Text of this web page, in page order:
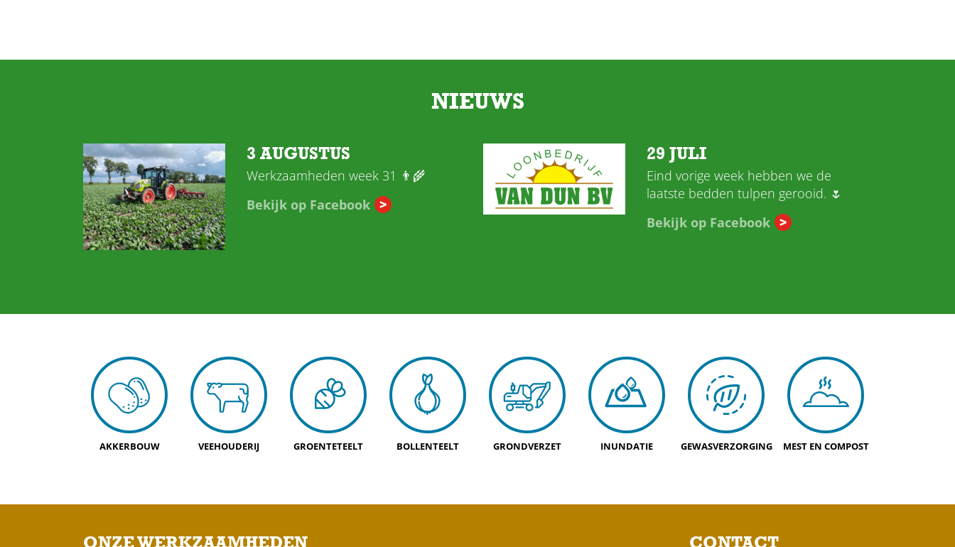
NIEUWS
3 AUGUSTUS
Werkzaamheden week 31 👨‍🌾
Bekijk op Facebook
29 JULI
Eind vorige week hebben we de
laatste bedden tulpen gerooid. 🌷
Bekijk op Facebook
AKKERBOUW VEEHOUDERIJ GROENTETEELT BOLLENTEELT GRONDVERZET INUNDATIE GEWASVERZORGING MEST EN COMPOST